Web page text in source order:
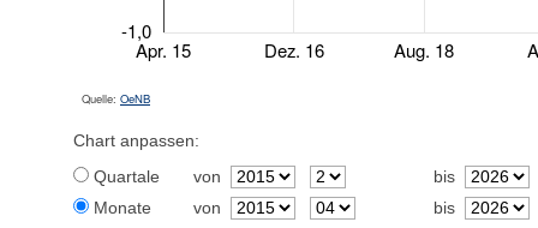
Apr. 15 Dez. 16 Aug. 18
-1,0
Quelle: OeNB
Chart anpassen:
Quartale
von
bis
Monate
von
bis